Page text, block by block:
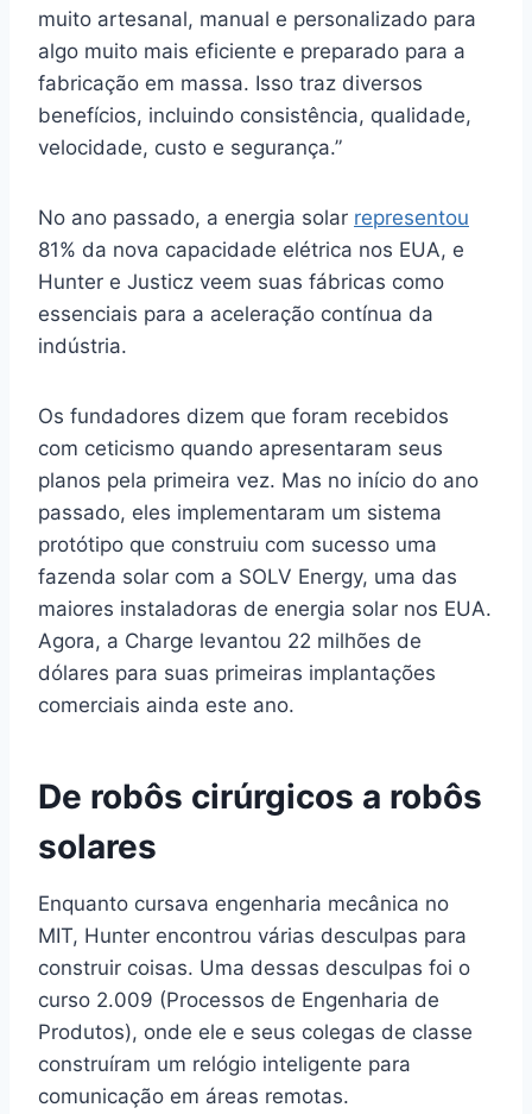
muito artesanal, manual e personalizado para
algo muito mais eficiente e preparado para a
fabricação em massa. Isso traz diversos
benefícios, incluindo consistência, qualidade,
velocidade, custo e segurança.”
No ano passado, a energia solar representou
81% da nova capacidade elétrica nos EUA, e
Hunter e Justicz veem suas fábricas como
essenciais para a aceleração contínua da
indústria.
Os fundadores dizem que foram recebidos
com ceticismo quando apresentaram seus
planos pela primeira vez. Mas no início do ano
passado, eles implementaram um sistema
protótipo que construiu com sucesso uma
fazenda solar com a SOLV Energy, uma das
maiores instaladoras de energia solar nos EUA.
Agora, a Charge levantou 22 milhões de
dólares para suas primeiras implantações
comerciais ainda este ano.
De robôs cirúrgicos a robôs
solares
Enquanto cursava engenharia mecânica no
MIT, Hunter encontrou várias desculpas para
construir coisas. Uma dessas desculpas foi o
curso 2.009 (Processos de Engenharia de
Produtos), onde ele e seus colegas de classe
construíram um relógio inteligente para
comunicação em áreas remotas.